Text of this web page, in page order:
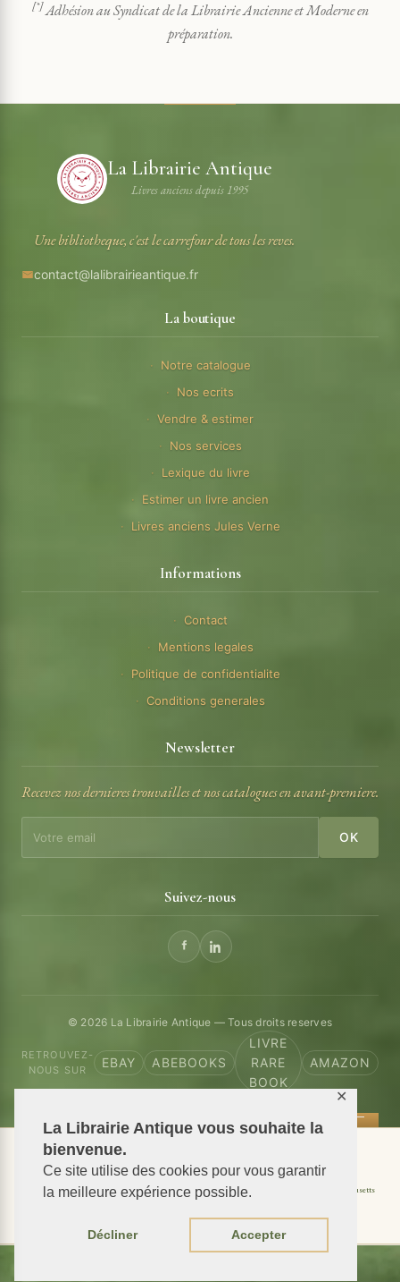
La Librairie Antique vous souhaite la
bienvenue.
Ce site utilise des cookies pour vous garantir
la meilleure expérience possible.
Décliner Accepter
✕
[*]Adhésion au Syndicat de la Librairie Ancienne et Moderne en
préparation.
La Librairie Antique
Livres anciens depuis 1995
Une bibliotheque, c'est le carrefour de tous les reves.
contact@lalibrairieantique.fr
La boutique
Notre catalogue
Nos ecrits
Vendre & estimer
Nos services
Lexique du livre
Estimer un livre ancien
Livres anciens Jules Verne
Informations
Contact
Mentions legales
Politique de confidentialite
Conditions generales
Newsletter
Recevez nos dernieres trouvailles et nos catalogues en avant-premiere.
OK
Suivez-nous
© 2026 La Librairie Antique — Tous droits reserves
RETROUVEZ-
NOUS SUR
EBAY ABEBOOKS
LIVRE
RARE
BOOK
AMAZON
📦 We ship antiquarian books worldwide
Shipping to USA Shipping to New York Shipping to California
Shipping to Massachusetts